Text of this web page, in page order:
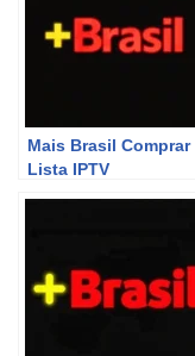
Mais Brasil Comprar
Lista IPTV